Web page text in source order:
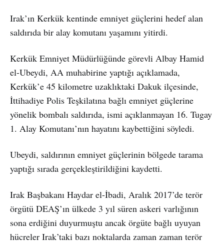
Irak’ın Kerkük kentinde emniyet güçlerini hedef alan
saldırıda bir alay komutanı yaşamını yitirdi.
Kerkük Emniyet Müdürlüğünde görevli Albay Hamid
el-Ubeydi, AA muhabirine yaptığı açıklamada,
Kerkük’e 45 kilometre uzaklıktaki Dakuk ilçesinde,
İttihadiye Polis Teşkilatına bağlı emniyet güçlerine
yönelik bombalı saldırıda, ismi açıklanmayan 16. Tugay
1. Alay Komutanı’nın hayatını kaybettiğini söyledi.
Ubeydi, saldırının emniyet güçlerinin bölgede tarama
yaptığı sırada gerçekleştirildiğini kaydetti.
Irak Başbakanı Haydar el-İbadi, Aralık 2017’de terör
örgütü DEAŞ’ın ülkede 3 yıl süren askeri varlığının
sona erdiğini duyurmuştu ancak örgüte bağlı uyuyan
hücreler Irak’taki bazı noktalarda zaman zaman terör